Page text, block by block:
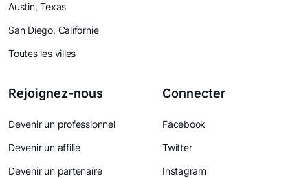
Austin, Texas
San Diego, Californie
Toutes les villes
Rejoignez-nous
Devenir un professionnel
Devenir un affilié
Devenir un partenaire
Connecter
Facebook
Twitter
Instagram